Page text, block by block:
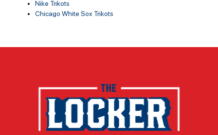
Nike Trikots
Chicago White Sox Trikots